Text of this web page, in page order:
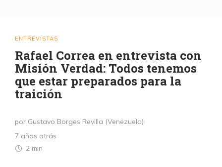
ENTREVISTAS
Rafael Correa en entrevista con
Misión Verdad: Todos tenemos
que estar preparados para la
traición
por Gustavo Borges Revilla (Venezuela)
7 años atrás
2 min